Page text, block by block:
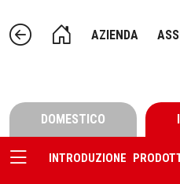
AZIENDA
DOMESTICO
INTRODUZIONE